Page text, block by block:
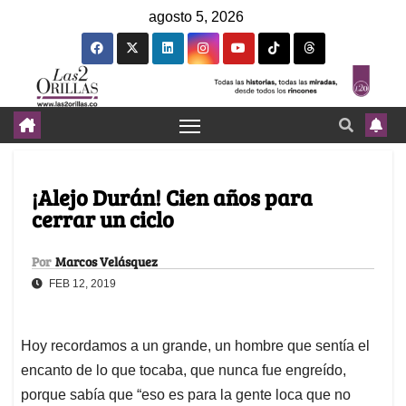
agosto 5, 2026
¡Alejo Durán! Cien años para
cerrar un ciclo
Por Marcos Velásquez
FEB 12, 2019
Hoy recordamos a un grande, un hombre que sentía el
encanto de lo que tocaba, que nunca fue engreído,
porque sabía que “eso es para la gente loca que no